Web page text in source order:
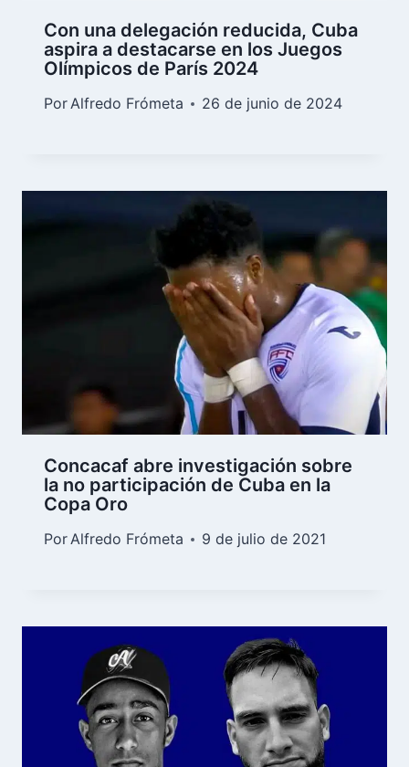
Con una delegación reducida, Cuba
aspira a destacarse en los Juegos
Olímpicos de París 2024
PorAlfredo Frómeta 26 de junio de 2024
Concacaf abre investigación sobre
la no participación de Cuba en la
Copa Oro
PorAlfredo Frómeta 9 de julio de 2021